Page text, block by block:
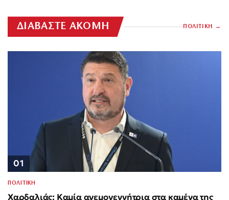
ΔΙΑΒΑΣΤΕ ΑΚΟΜΗ ΠΟΛΙΤΙΚΗ
01
ΠΟΛΙΤΙΚΗ
Χαρδαλιάς: Καμία ανεμογεννήτρια στα καμένα της